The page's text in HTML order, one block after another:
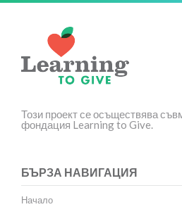
Този проект се осъществява
фондация Learning to Give.
БЪРЗА НАВИГАЦИЯ
Начало